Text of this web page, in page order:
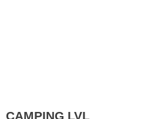
CAMPING LVL